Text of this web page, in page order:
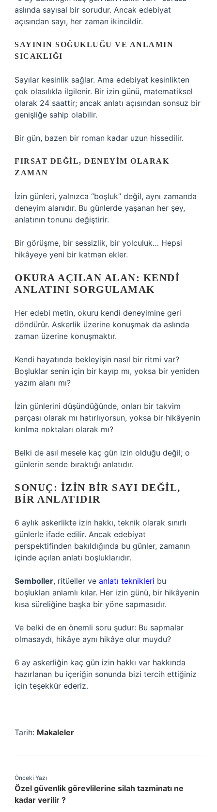
aslında sayısal bir sorudur. Ancak edebiyat
açısından sayı, her zaman ikincildir.
SAYININ SOĞUKLUĞU VE ANLAMIN
SICAKLIĞI
Sayılar kesinlik sağlar. Ama edebiyat kesinlikten
çok olasılıkla ilgilenir. Bir izin günü, matematiksel
olarak 24 saattir; ancak anlatı açısından sonsuz bir
genişliğe sahip olabilir.
Bir gün, bazen bir roman kadar uzun hissedilir.
FIRSAT DEĞIL, DENEYIM OLARAK
ZAMAN
İzin günleri, yalnızca “boşluk” değil, aynı zamanda
deneyim alanıdır. Bu günlerde yaşanan her şey,
anlatının tonunu değiştirir.
Bir görüşme, bir sessizlik, bir yolculuk… Hepsi
hikâyeye yeni bir katman ekler.
OKURA AÇILAN ALAN: KENDI
ANLATINI SORGULAMAK
Her edebi metin, okuru kendi deneyimine geri
döndürür. Askerlik üzerine konuşmak da aslında
zaman üzerine konuşmaktır.
Kendi hayatında bekleyişin nasıl bir ritmi var?
Boşluklar senin için bir kayıp mı, yoksa bir yeniden
yazım alanı mı?
İzin günlerini düşündüğünde, onları bir takvim
parçası olarak mı hatırlıyorsun, yoksa bir hikâyenin
kırılma noktaları olarak mı?
Belki de asıl mesele kaç gün izin olduğu değil; o
günlerin sende bıraktığı anlatıdır.
SONUÇ: İZIN BIR SAYI DEĞIL,
BIR ANLATIDIR
6 aylık askerlikte izin hakkı, teknik olarak sınırlı
günlerle ifade edilir. Ancak edebiyat
perspektifinden bakıldığında bu günler, zamanın
içinde açılan anlatı boşluklarıdır.
Semboller, ritüeller ve anlatı teknikleri bu
boşlukları anlamlı kılar. Her izin günü, bir hikâyenin
kısa süreliğine başka bir yöne sapmasıdır.
Ve belki de en önemli soru şudur: Bu sapmalar
olmasaydı, hikâye aynı hikâye olur muydu?
6 ay askerliğin kaç gün izin hakkı var hakkında
hazırlanan bu içeriğin sonunda bizi tercih ettiğiniz
için teşekkür ederiz.
Tarih: Makaleler
Önceki Yazı
Özel güvenlik görevlilerine silah tazminatı ne
kadar verilir ?